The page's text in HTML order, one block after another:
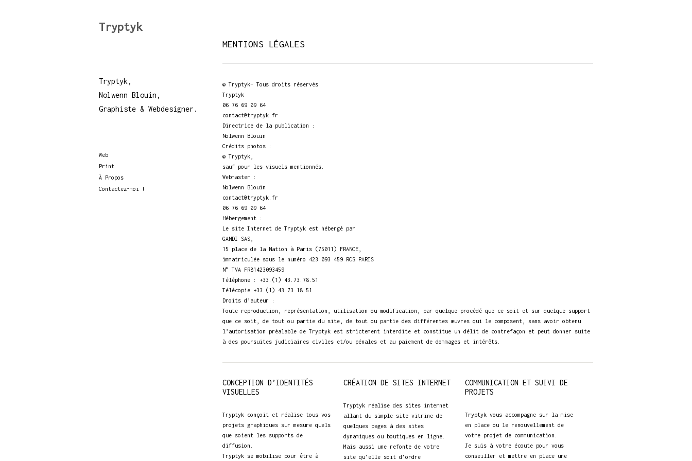
Tryptyk
Tryptyk,
Nolwenn Blouin,
Graphiste & Webdesigner.
Web
Print
À Propos
Contactez-moi !
MENTIONS LÉGALES
© Tryptyk– Tous droits réservés
Tryptyk
06 76 69 09 64
contact@tryptyk.fr
Directrice de la publication :
Nolwenn Blouin
Crédits photos :
© Tryptyk,
sauf pour les visuels mentionnés.
Webmaster :
Nolwenn Blouin
contact@tryptyk.fr
06 76 69 09 64
Hébergement :
Le site Internet de Tryptyk est hébergé par
GANDI SAS,
15 place de la Nation à Paris (75011) FRANCE,
immatriculée sous le numéro 423 093 459 RCS PARIS
N° TVA FR81423093459
Téléphone : +33.(1) 43.73.78.51
Télécopie +33.(1) 43 73 18 51
Droits d’auteur :
Toute reproduction, représentation, utilisation ou modification, par quelque procédé que ce soit et sur quelque support
que ce soit, de tout ou partie du site, de tout ou partie des différentes œuvres qui le composent, sans avoir obtenu
l’autorisation préalable de Tryptyk est strictement interdite et constitue un délit de contrefaçon et peut donner suite
à des poursuites judiciaires civiles et/ou pénales et au paiement de dommages et intérêts.
CONCEPTION D’IDENTITÉS
VISUELLES
Tryptyk conçoit et réalise tous vos
projets graphiques sur mesure quels
que soient les supports de
diffusion.
Tryptyk se mobilise pour être à
CRÉATION DE SITES INTERNET
Tryptyk réalise des sites internet
allant du simple site vitrine de
quelques pages à des sites
dynamiques ou boutiques en ligne.
Mais aussi une refonte de votre
site qu'elle soit d'ordre
COMMUNICATION ET SUIVI DE
PROJETS
Tryptyk vous accompagne sur la mise
en place ou le renouvellement de
votre projet de communication.
Je suis à votre écoute pour vous
conseiller et mettre en place une